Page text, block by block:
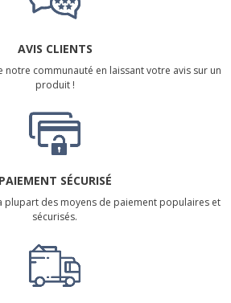
AVIS CLIENTS
notre communauté en laissant votre avis sur un
produit !
PAIEMENT SÉCURISÉ
plupart des moyens de paiement populaires et
sécurisés.